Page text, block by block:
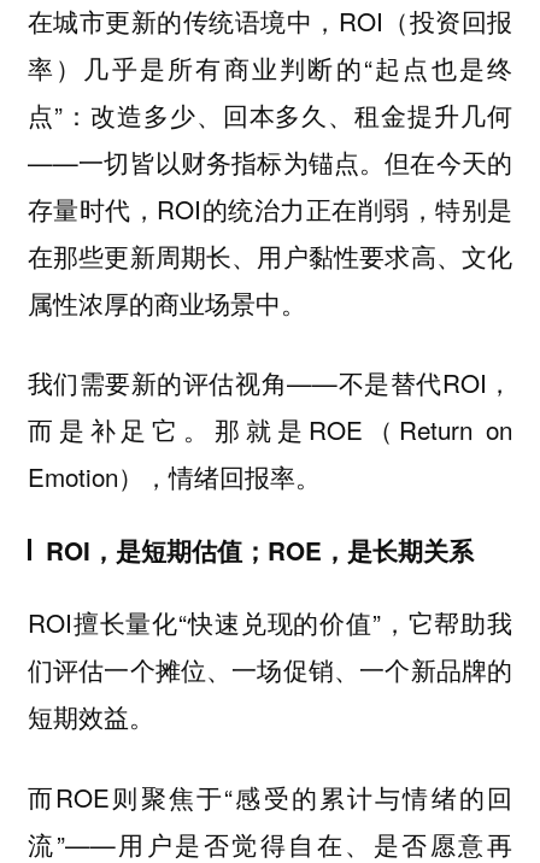
在城市更新的传统语境中，ROI（投资回报
率）几乎是所有商业判断的“起点也是终
点”：改造多少、回本多久、租金提升几何
——一切皆以财务指标为锚点。但在今天的
存量时代，ROI的统治力正在削弱，特别是
在那些更新周期长、用户黏性要求高、文化
属性浓厚的商业场景中。
我们需要新的评估视角——不是替代ROI，
而是补足它。那就是ROE（Return on
Emotion），情绪回报率。
ROI，是短期估值；ROE，是长期关系
ROI擅长量化“快速兑现的价值”，它帮助我
们评估一个摊位、一场促销、一个新品牌的
短期效益。
而ROE则聚焦于“感受的累计与情绪的回
流”——用户是否觉得自在、是否愿意再